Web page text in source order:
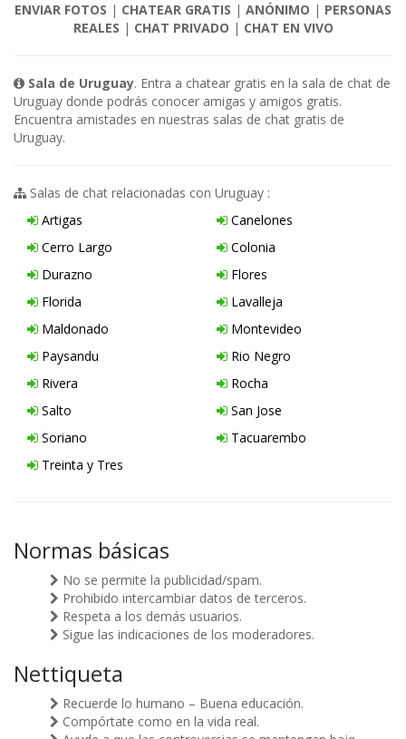
ENVIAR FOTOS | CHATEAR GRATIS | ANÓNIMO | PERSONAS
REALES | CHAT PRIVADO | CHAT EN VIVO
Sala de Uruguay. Entra a chatear gratis en la sala de chat de
Uruguay donde podrás conocer amigas y amigos gratis.
Encuentra amistades en nuestras salas de chat gratis de
Uruguay.
Salas de chat relacionadas con Uruguay :
Artigas
Canelones
Cerro Largo
Colonia
Durazno
Flores
Florida
Lavalleja
Maldonado
Montevideo
Paysandu
Rio Negro
Rivera
Rocha
Salto
San Jose
Soriano
Tacuarembo
Treinta y Tres
Normas básicas
No se permite la publicidad/spam.
Prohibido intercambiar datos de terceros.
Respeta a los demás usuarios.
Sigue las indicaciones de los moderadores.
Nettiqueta
Recuerde lo humano – Buena educación.
Compórtate como en la vida real.